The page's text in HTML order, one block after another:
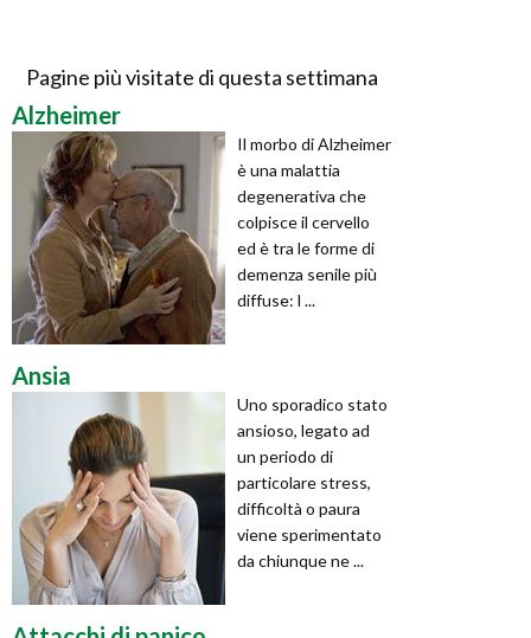
Pagine più visitate di questa settimana
Alzheimer
Il morbo di Alzheimer
è una malattia
degenerativa che
colpisce il cervello
ed è tra le forme di
demenza senile più
diffuse: l ...
Ansia
Uno sporadico stato
ansioso, legato ad
un periodo di
particolare stress,
difficoltà o paura
viene sperimentato
da chiunque ne ...